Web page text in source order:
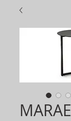
MARAE